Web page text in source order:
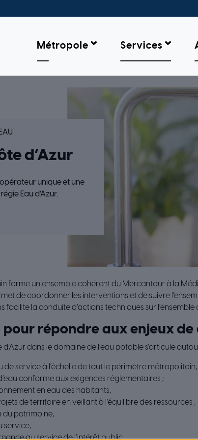
Métropole Services
EAUDE NICE CÔTE D’AZUR
d’Azur
unique et une
Eau d’Azur.
forme un ensemble cohérent du Mercantour à la
de coordonner les interventions et de suivre
facilite la conduite d’actions techniques sur l’ensemble
pour répondre aux enjeux de
dans le domaine de l’eau potable s’articule
de service à l’échelle de tout le périmètre métropolitain,
conforme aux exigences réglementaires ;
en eau des habitants,
de territoire en veillant à l’équilibre des ressources ;
du patrimoine,
service,
au service de l’intérêt public.